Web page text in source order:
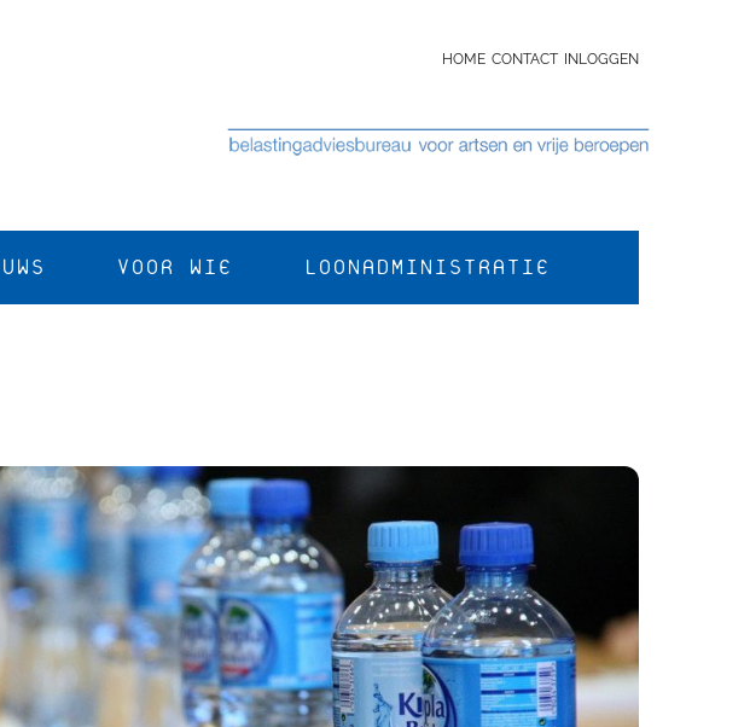
HOME CONTACT INLOGGEN
VOOR WIE LOONADMINISTRATIE